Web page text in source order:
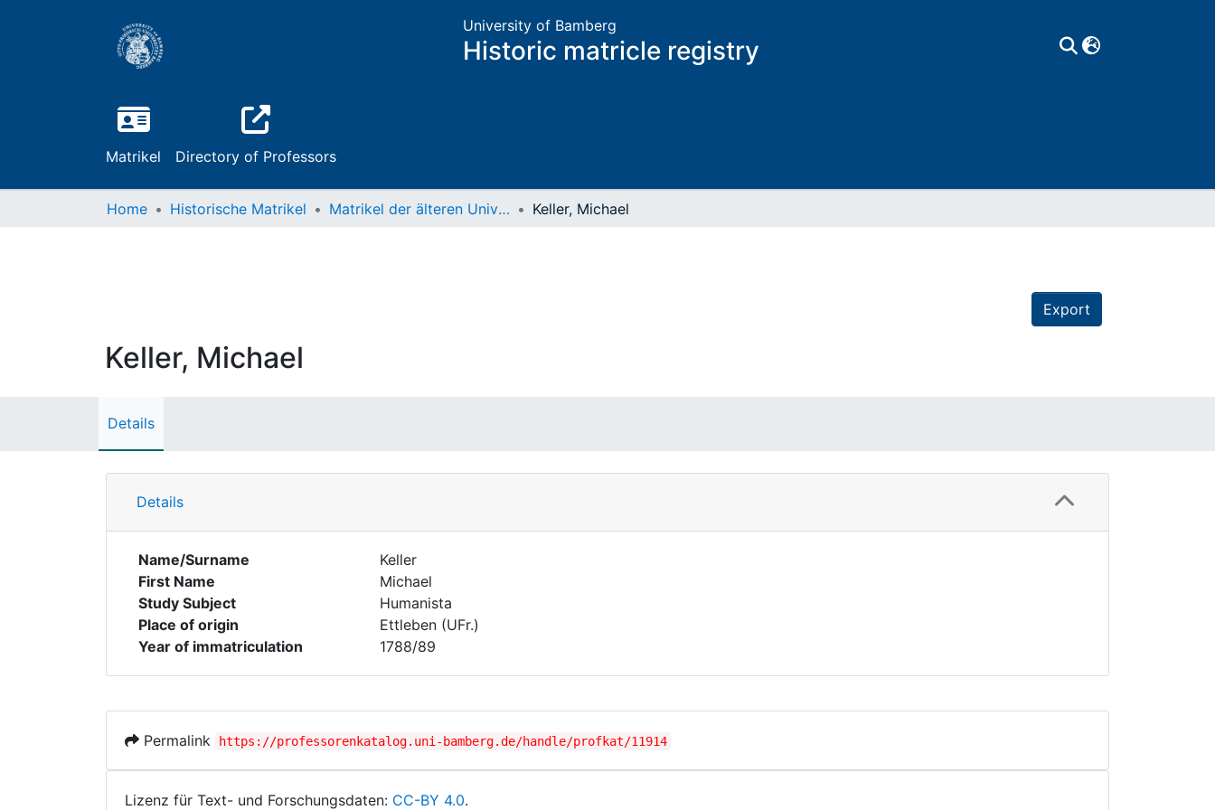
University of Bamberg
Historic matricle registry
Matrikel Directory of Professors
Home Historische Matrikel Matrikel der älteren Universität Keller, Michael
Export
Keller, Michael
Details
Details
Name/Surname
Keller
First Name
Michael
Study Subject
Humanista
Place of origin
Ettleben (UFr.)
Year of immatriculation
1788/89
Permalink https://professorenkatalog.uni-bamberg.de/handle/profkat/11914
Lizenz für Text- und Forschungsdaten: CC-BY 4.0.